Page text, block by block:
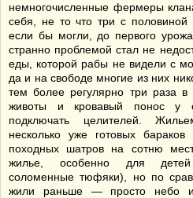
немногочисленные фермеры
себя, не то что три с
если бы могли, до первого
странно проблемой стал не
еды, которой рабы не видели с
да и на свободе многие из них
тем более регулярно три раза в
животы и кровавый понос у
подключать целителей.
несколько уже готовых
походных шатров на сотню
жилье, особенно для детей
соломенные тюфяки), но по
жили раньше — просто небо